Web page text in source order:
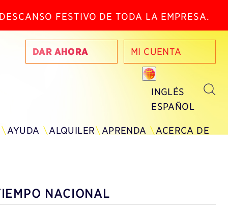
FESTIVO DE TODA LA EMPRESA.
DAR AHORA MI CUENTA
INGLÉS
ESPAÑOL
AYUDA ALQUILER APRENDA ACERCA DE
NACIONAL